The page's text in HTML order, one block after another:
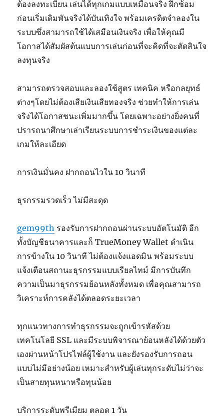
ต้องลงทะเบียน เล่นได้ทุกเกมแบบเหมือนจริง ฝึกซ้อม
ก่อนเริ่มเดิมพันจริงได้บันเทิงใจ พร้อมเครดิตจำลองใน
ระบบซึ่งสามารถใช้ได้เสมือนเงินจริง เพื่อให้คุณมี
โอกาสได้สัมผัสต้นแบบการเล่นก่อนที่จะคิดที่จะตัดสินใจ
ลงทุนจริง
สามารถตรวจสอบและลองใช้สูตร เทคนิค หรือกลยุทธ์
ต่างๆโดยไม่ต้องเสียเงินเสียทองจริง ช่วยทำให้การเล่น
จริงได้โอกาสชนะเพิ่มมากขึ้น โดยเฉพาะอย่างยิ่งคนที่
ปรารถนาศึกษาเล่าเรียนระบบการชำระเงินของแต่ละ
เกมให้ละเอียด
การเงินมั่นคง ฝากถอนไวใน 10 วินาที
ธุรกรรมรวดเร็ว ไม่มีสะดุด
gem99th รองรับการฝากถอนผ่านระบบอัตโนมัติ อีก
ทั้งบัญชีธนาคารและก็ TrueMoney Wallet ดำเนิน
การข้างใน 10 วินาที ไม่ต้องแจ้งแอดมิน พร้อมระบบ
แจ้งเตือนสถานะธุรกรรมแบบเรียลไทม์ มีการบันทึก
ความเป็นมาธุรกรรมย้อนหลังทั้งหมด เพื่อคุณสามารถ
วิเคราะห์การคลังได้ตลอดระยะเวลา
ทุกแนวทางการทำธุรกรรมจะถูกเข้ารหัสด้วย
เทคโนโลยี SSL และมีระบบพิจารณาย้อนหลังได้ด้วยตัว
เองผ่านหน้าโปรไฟล์ผู้ใช้งาน และยังรองรับการถอน
แบบไม่มีอย่างน้อย เหมาะสำหรับผู้เล่นทุกระดับไม่ว่าจะ
เป็นสายทุนหนาหรือทุนน้อย
บริการระดับพรีเมียม ตลอด 1 วัน